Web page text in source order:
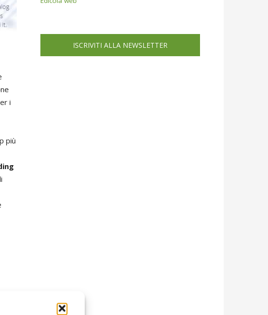
i
più
ISCRIVITI ALLA NEWSLETTER